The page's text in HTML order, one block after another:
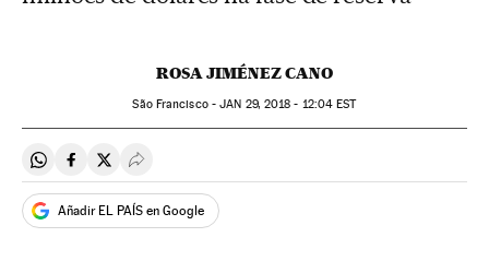
ROSA JIMÉNEZ CANO
São Francisco -JAN 29, 2018 - 12:04 EST
Compartir en Whatsapp
Compartir en Facebook
Compartir en Twitter
Desplegar Redes Sociales
Añadir EL PAÍS en Google